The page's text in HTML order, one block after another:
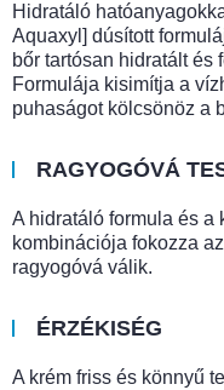
Hidratáló
Aquaxyl] dúsított
bőr tartósan hidratált és
Formulája kisimítja a
puhaságot kölcsönöz a
RAGYOGÓVÁ
A hidratáló formula és a
kombinációja fokozza
ragyogóvá válik.
ÉRZÉKISÉG
A krém friss és könnyű